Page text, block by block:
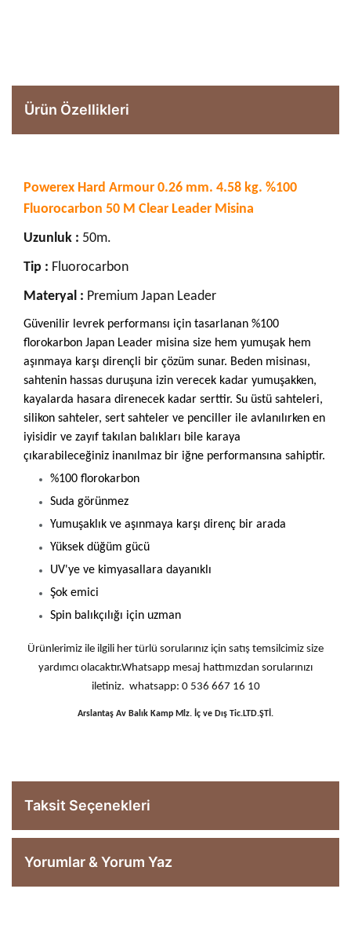
Ürün Özellikleri
Powerex Hard Armour 0.26 mm. 4.58 kg. %100
Fluorocarbon 50 M Clear Leader Misina
Uzunluk : 50m.
Tip : Fluorocarbon
Materyal : Premium Japan Leader
Güvenilir levrek performansı için tasarlanan %100
florokarbon Japan Leader misina size hem yumuşak hem
aşınmaya karşı dirençli bir çözüm sunar. Beden misinası,
sahtenin hassas duruşuna izin verecek kadar yumuşakken,
kayalarda hasara direnecek kadar serttir. Su üstü sahteleri,
silikon sahteler, sert sahteler ve penciller ile avlanılırken en
iyisidir ve zayıf takılan balıkları bile karaya
çıkarabileceğiniz inanılmaz bir iğne performansına sahiptir.
%100 florokarbon
Suda görünmez
Yumuşaklık ve aşınmaya karşı direnç bir arada
Yüksek düğüm gücü
UV'ye ve kimyasallara dayanıklı
Şok emici
Spin balıkçılığı için uzman
Ürünlerimiz ile ilgili her türlü sorularınız için satış temsilcimiz size
yardımcı olacaktır.Whatsapp mesaj hattımızdan sorularınızı
iletiniz. whatsapp: 0 536 667 16 10
Arslantaş Av Balık Kamp Mlz. İç ve Dış Tic.LTD.ŞTİ.
Taksit Seçenekleri
Yorumlar & Yorum Yaz